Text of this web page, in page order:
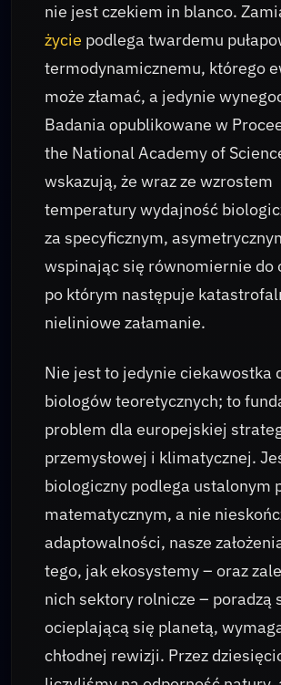
nie jest czekiem in blanco.
życie podlega twardemu
termodynamicznemu, którego
może złamać, a jedynie
Badania opublikowane w
the National Academy of
wskazują, że wraz ze wzrostem
temperatury wydajność
za specyficznym,
wspinając się równomiernie do
po którym następuje
nieliniowe załamanie.
Nie jest to jedynie ciekawostka
biologów teoretycznych; to
problem dla europejskiej
przemysłowej i klimatycznej.
biologiczny podlega ustalonym
matematycznym, a nie
adaptowalności, nasze
tego, jak ekosystemy – oraz
nich sektory rolnicze – poradzą
ocieplającą się planetą,
chłodnej rewizji. Przez